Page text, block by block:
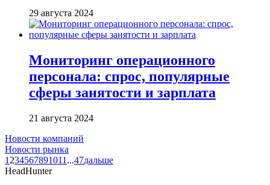
29 августа 2024
Мониторинг операционного
персонала: спрос, популярные
сферы занятости и зарплата
21 августа 2024
Новости компаний
Новости рынка
1 234567891011 ...47дальше
HeadHunter